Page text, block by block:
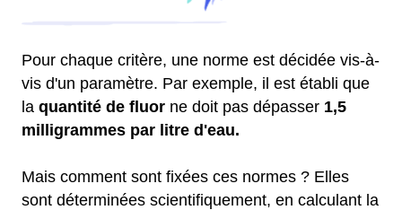
Pour chaque critère, une norme est décidée vis-à-
vis d'un paramètre. Par exemple, il est établi que
la quantité de fluor ne doit pas dépasser 1,5
milligrammes par litre d'eau.
Mais comment sont fixées ces normes ? Elles
sont déterminées scientifiquement, en calculant la